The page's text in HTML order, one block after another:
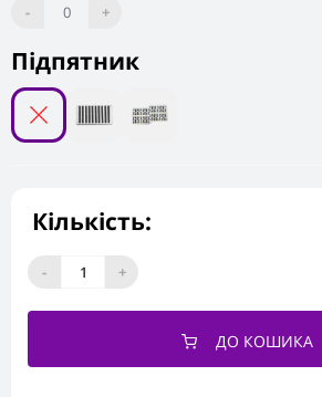
Підпятник
- 0 +
Кількість:
- +
ДО КОШИКА